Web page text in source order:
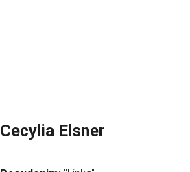
Cecylia Elsner